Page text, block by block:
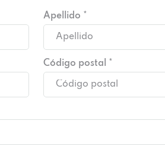
Apellido *
Código postal *